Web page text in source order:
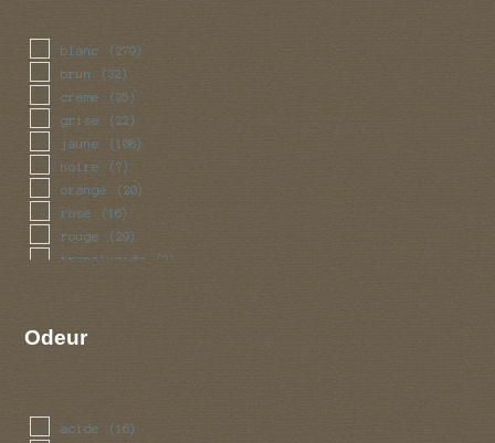
blanc (279)
brun (32)
creme (25)
grise (22)
jaune (108)
noire (7)
orange (20)
rose (16)
rouge (29)
translucide (2)
Odeur
acide (16)